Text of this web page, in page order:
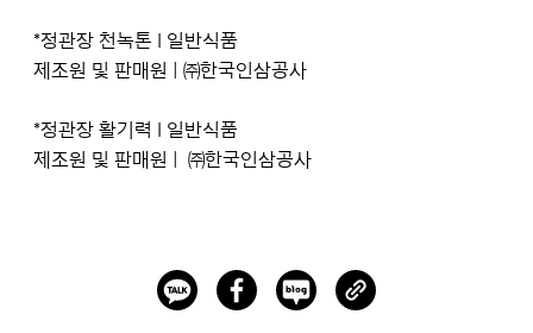
*정관장 천녹톤 I 일반식품
제조원 및 판매원 | ㈜한국인삼공사
*정관장 활기력 I 일반식품
제조원 및 판매원 | ㈜한국인삼공사